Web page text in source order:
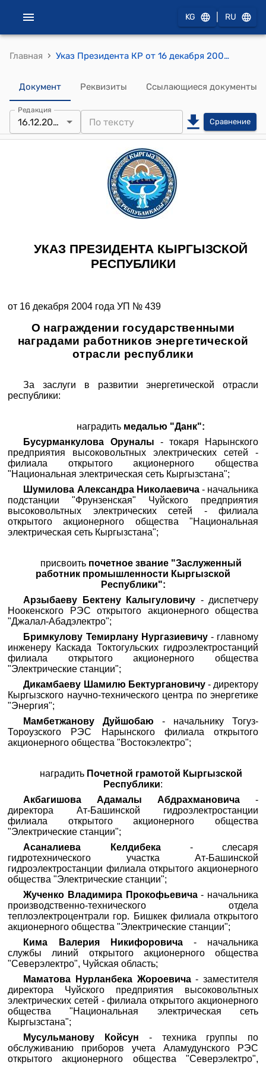
KG RU
Главная › Указ Президента КР от 16 декабря 2004 года УП № 439 "О награждении государственными наградами работников энергетической отрасли республики"
Документ Реквизиты Ссылающиеся документы
Редакция
16.12.2004 Сравнение